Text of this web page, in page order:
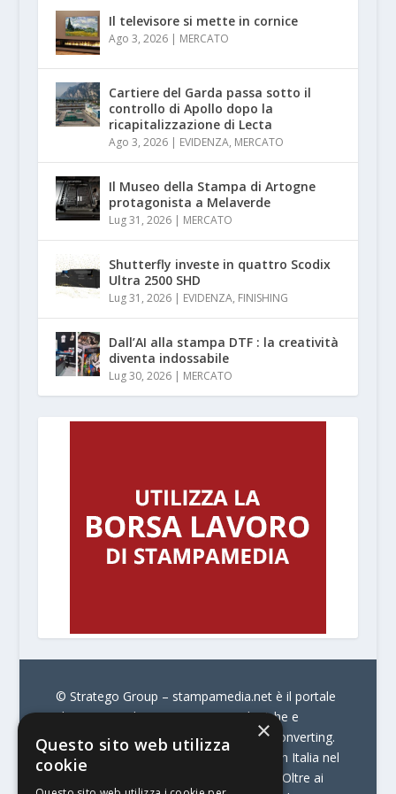
Il televisore si mette in cornice
Ago 3, 2026| MERCATO
Cartiere del Garda passa sotto il
controllo di Apollo dopo la
ricapitalizzazione di Lecta
Ago 3, 2026| EVIDENZA, MERCATO
Il Museo della Stampa di Artogne
protagonista a Melaverde
Lug 31, 2026| MERCATO
Shutterfly investe in quattro Scodix
Ultra 2500 SHD
Lug 31, 2026| EVIDENZA, FINISHING
Dall’AI alla stampa DTF : la creatività
diventa indossabile
Lug 30, 2026| MERCATO
© Stratego Group – stampamedia.net è il portale
che racconta le innovazioni tecnologiche e
l’attualità delle aziende di stampa e di converting.
È il portale di riferimento per chi opera in Italia nel
settore della comunicazione stampata. Oltre ai
×
Questo sito web utilizza
cookie